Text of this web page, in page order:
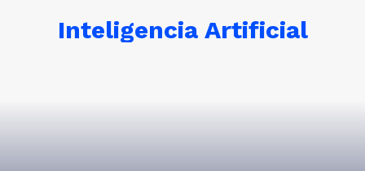
Inteligencia Artificial